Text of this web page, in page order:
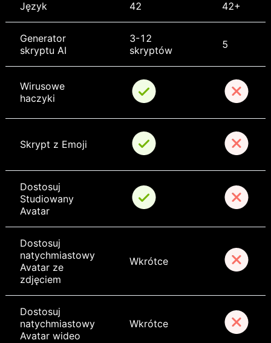
Język 42 42+
Generator
skryptu AI
3-12
skryptów
5
Wirusowe
haczyki
Skrypt z Emoji
Dostosuj
Studiowany
Avatar
Dostosuj
natychmiastowy
Avatar ze
zdjęciem
Wkrótce
Dostosuj
natychmiastowy
Avatar wideo
Wkrótce